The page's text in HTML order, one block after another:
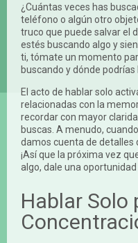
¿Cuántas veces has
teléfono o algún otro
truco que puede salvar el
estés buscando algo y
ti, tómate un momento
buscando y dónde podrías
El acto de hablar solo
relacionadas con la
recordar con mayor
buscas. A menudo,
damos cuenta de detalles
¡Así que la próxima vez
algo, dale una
Hablar Solo